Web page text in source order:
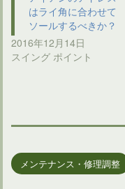
はライ角に合わせて
ソールするべきか？
2016年12月14日
スイング ポイント
メンテナンス・修理調整